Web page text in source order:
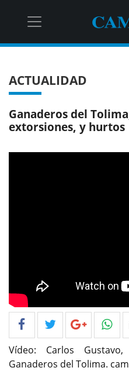
ACTUALIDAD
Ganaderos del
extorsiones, y hurtos
Vídeo: Carlos
Ganaderos del Tolima.